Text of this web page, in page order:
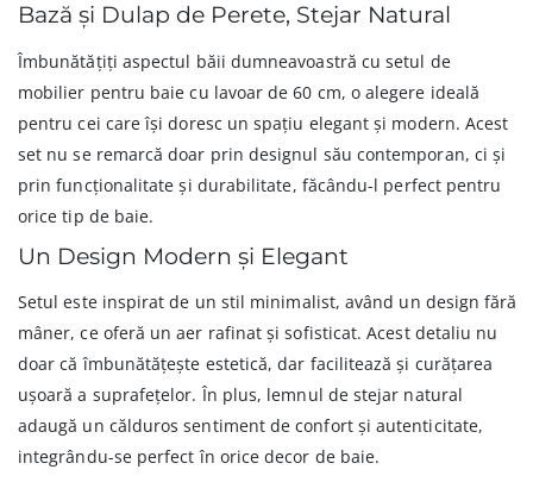
Bază și Dulap de Perete, Stejar Natural
Îmbunătățiți aspectul băii dumneavoastră cu setul de
mobilier pentru baie cu lavoar de 60 cm, o alegere ideală
pentru cei care își doresc un spațiu elegant și modern. Acest
set nu se remarcă doar prin designul său contemporan, ci și
prin funcționalitate și durabilitate, făcându-l perfect pentru
orice tip de baie.
Un Design Modern și Elegant
Setul este inspirat de un stil minimalist, având un design fără
mâner, ce oferă un aer rafinat și sofisticat. Acest detaliu nu
doar că îmbunătățește estetică, dar facilitează și curățarea
ușoară a suprafețelor. În plus, lemnul de stejar natural
adaugă un călduros sentiment de confort și autenticitate,
integrându-se perfect în orice decor de baie.